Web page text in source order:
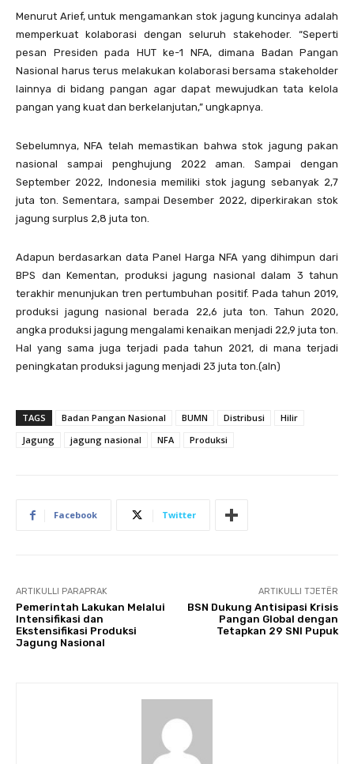
Menurut Arief, untuk mengamankan stok jagung kuncinya adalah
memperkuat kolaborasi dengan seluruh stakehoder. “Seperti
pesan Presiden pada HUT ke-1 NFA, dimana Badan Pangan
Nasional harus terus melakukan kolaborasi bersama stakeholder
lainnya di bidang pangan agar dapat mewujudkan tata kelola
pangan yang kuat dan berkelanjutan,” ungkapnya.
Sebelumnya, NFA telah memastikan bahwa stok jagung pakan
nasional sampai penghujung 2022 aman. Sampai dengan
September 2022, Indonesia memiliki stok jagung sebanyak 2,7
juta ton. Sementara, sampai Desember 2022, diperkirakan stok
jagung surplus 2,8 juta ton.
Adapun berdasarkan data Panel Harga NFA yang dihimpun dari
BPS dan Kementan, produksi jagung nasional dalam 3 tahun
terakhir menunjukan tren pertumbuhan positif. Pada tahun 2019,
produksi jagung nasional berada 22,6 juta ton. Tahun 2020,
angka produksi jagung mengalami kenaikan menjadi 22,9 juta ton.
Hal yang sama juga terjadi pada tahun 2021, di mana terjadi
peningkatan produksi jagung menjadi 23 juta ton.(aln)
TAGS Badan Pangan Nasional BUMN Distribusi
Hilir
Jagung
jagung nasional NFA Produksi
Facebook Twitter
ARTIKULLI PARAPRAK
Pemerintah Lakukan Melalui
Intensifikasi dan
Ekstensifikasi Produksi
Jagung Nasional
ARTIKULLI TJETËR
BSN Dukung Antisipasi Krisis
Pangan Global dengan
Tetapkan 29 SNI Pupuk